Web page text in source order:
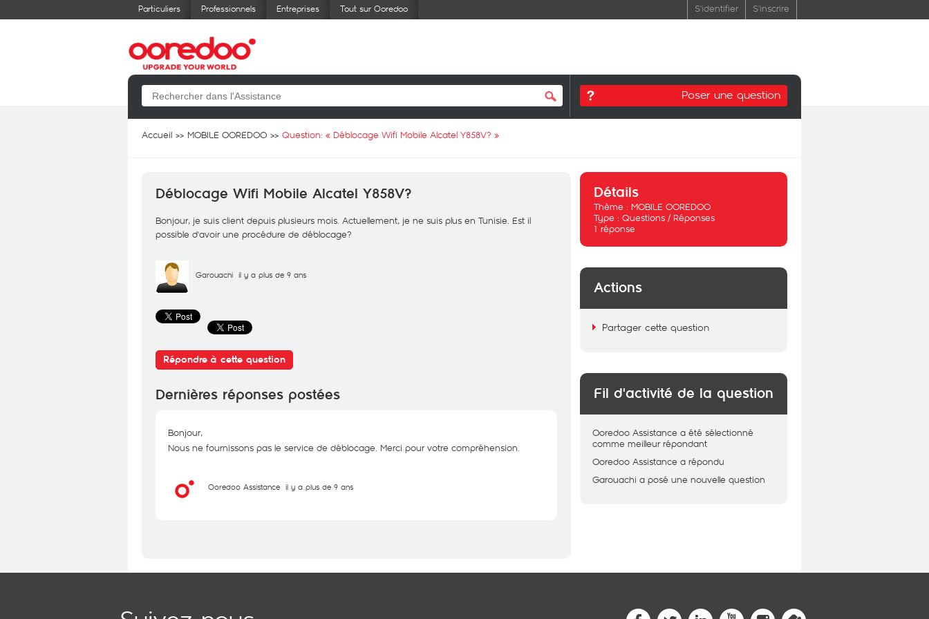
Particuliers Professionnels Entreprises Tout sur Ooredoo S'identifier S'inscrire
Poser une question
Accueil MOBILE OOREDOO Question: « Déblocage Wifi Mobile Alcatel Y858V? »
Déblocage Wifi Mobile Alcatel Y858V?
Bonjour, je suis client depuis plusieurs mois. Actuellement, je ne suis plus en Tunisie. Est il
possible d'avoir une procédure de déblocage?
Garouachi il y a plus de 9 ans
Répondre à cette question
Dernières réponses postées
Bonjour,
Nous ne fournissons pas le service de déblocage. Merci pour votre compréhension.
Ooredoo Assistance il y a plus de 9 ans
Détails
Thème : MOBILE OOREDOO
Type : Questions / Réponses
1 réponse
Actions
Partager cette question
Fil d'activité de la question
Ooredoo Assistance a été sélectionné
comme meilleur répondant
Ooredoo Assistance a répondu
Garouachi a posé une nouvelle question